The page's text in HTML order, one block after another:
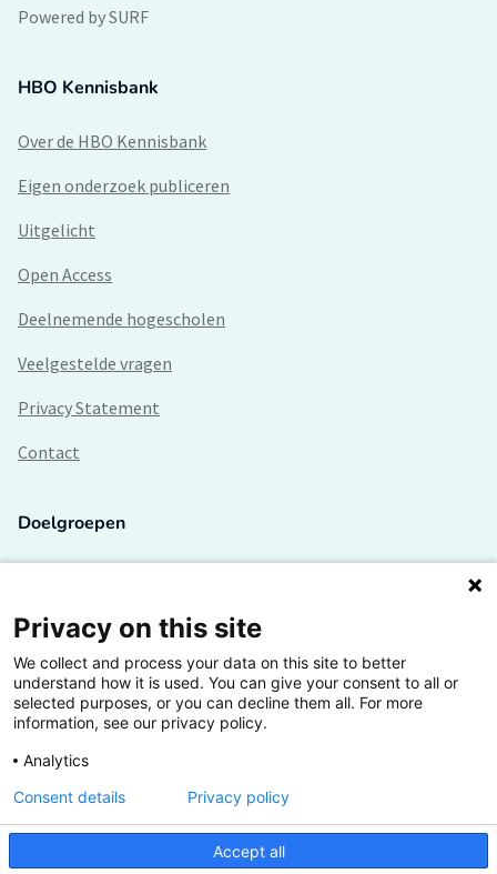
Powered by SURF
HBO Kennisbank
Over de HBO Kennisbank
Eigen onderzoek publiceren
Uitgelicht
Open Access
Deelnemende hogescholen
Veelgestelde vragen
Privacy Statement
Contact
Doelgroepen
Lectoren en onderzoekers
Bedrijven
Hogescholen
De grootste kennisbank van het HBO
Privacy on this site
We collect and process your data on this site to better
understand how it is used. You can give your consent to all or
selected purposes, or you can decline them all. For more
information, see our privacy policy.
Analytics
Accept all
Consent details Privacy policy